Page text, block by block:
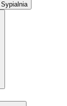
Sypialnia